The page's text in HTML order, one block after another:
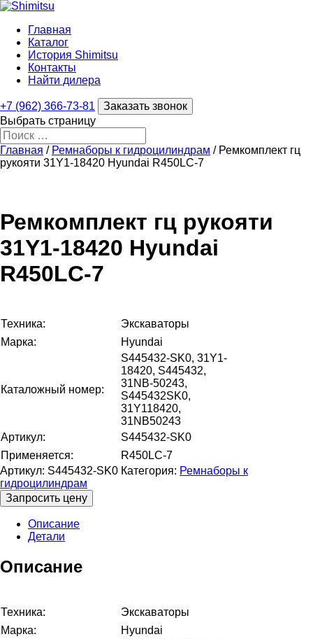
Главная
Каталог
История Shimitsu
Контакты
Найти дилера
+7 (962) 366-73-81
Заказать звонок
Выбрать страницу
Главная / Ремнаборы к гидроцилиндрам / Ремкомплект гц
рукояти 31Y1-18420 Hyundai R450LC-7
Ремкомплект гц рукояти
31Y1-18420 Hyundai
R450LC-7
Техника:
Экскаваторы
Марка:
Hyundai
Каталожный номер:
S445432-SK0, 31Y1-
18420, S445432,
31NB-50243,
S445432SK0,
31Y118420,
31NB50243
Артикул:
S445432-SK0
Применяется:
R450LC-7
Артикул: S445432-SK0 Категория: Ремнаборы к
гидроцилиндрам
Запросить цену
Описание
Детали
Описание
Техника:
Экскаваторы
Марка:
Hyundai